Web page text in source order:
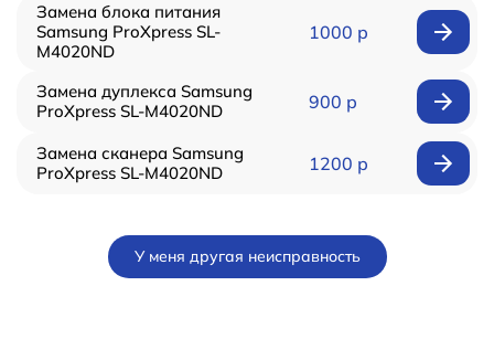
Замена блока питания
Samsung ProXpress SL-
M4020ND
1000 р
Замена дуплекса Samsung
ProXpress SL-M4020ND
900 р
Замена сканера Samsung
ProXpress SL-M4020ND
1200 р
У меня другая неисправность